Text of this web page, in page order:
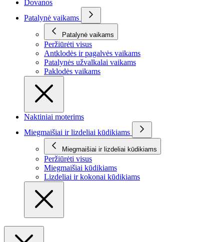
Dovanos
Patalynė vaikams
Patalynė vaikams
Peržiūrėti visus
Antklodės ir pagalvės vaikams
Patalynės užvalkalai vaikams
Paklodės vaikams
Naktiniai moterims
Miegmaišiai ir lizdeliai kūdikiams
Miegmaišiai ir lizdeliai kūdikiams
Peržiūrėti visus
Miegmaišiai kūdikiams
Lizdeliai ir kokonai kūdikiams